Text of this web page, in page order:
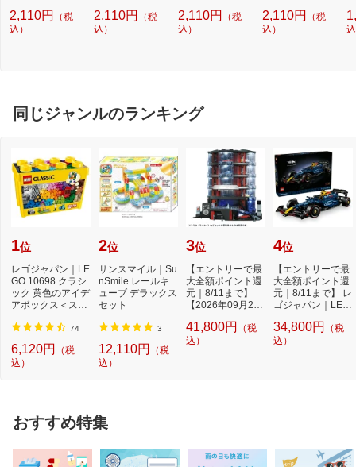
ィア(S)
2,110円
（税
込）
ィ(S)
2,110円
（税
込）
ター(S)
2,110円
（税
込）
ース(S)
2,110円
（税
込）
同じジャンルのランキング
1位
レゴジャパン｜LE
GO 10698 クラシ
ック 黄色のアイデ
アボックス＜スペ
74
6,120円
（税
込）
2位
サンスマイル｜Su
nSmile レールキ
ューブ デラックス
セット
3
12,110円
（税
込）
3位
【エントリーで最
大全額ポイント還
元｜8/11まで】
【2026年09月26
ミ...
41,800円
（税
込）
4位
【エントリーで最
大全額ポイント還
元｜8/11まで】 レ
ゴジャパン｜LEG
2...
34,800円
（税
込）
おすすめ特集